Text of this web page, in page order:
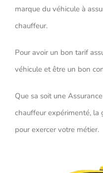
marque du véhicule à
chauffeur.
Pour avoir un bon tarif
véhicule et être un bon
Que sa soit une
chauffeur expérimenté, la
pour exercer votre métier.